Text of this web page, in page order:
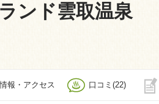
ンド雲取温泉
報・アクセス 口コミ(22)